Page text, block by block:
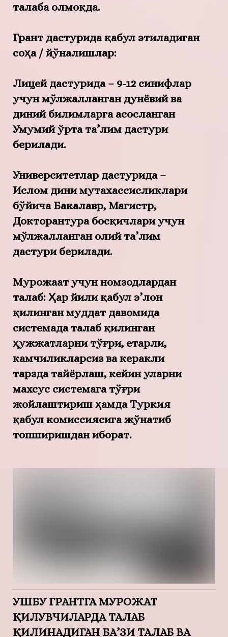
талаба олмоқда.
Грант дастурида қабул этиладиган
соҳа / йўналишлар:
Лицей дастурида – 9-12 синифлар
учун мўлжалланган дунёвий ва
диний билимларга асосланган
Умумий ўрта та’лим дастури
берилади.
Университетлар дастурида –
Ислом дини мутахассисликлари
бўйича Бакалавр, Магистр,
Докторантура босқичлари учун
мўлжалланган олий та’лим
дастури берилади.
Мурожаат учун номзодлардан
талаб: Ҳар йили қабул э’лон
қилинган муддат давомида
системада талаб қилинган
ҳужжатларни тўғри, етарли,
камчиликларсиз ва керакли
тарзда тайёрлаш, кейин уларни
махсус системага тўғри
жойлаштириш ҳамда Туркия
қабул комиссиясига жўнатиб
топширишдан иборат.
УШБУ ГРАНТГА МУРОЖАТ
ҚИЛУВЧИЛАРДА ТАЛАБ
ҚИЛИНАДИГАН БА’ЗИ ТАЛАБ ВА